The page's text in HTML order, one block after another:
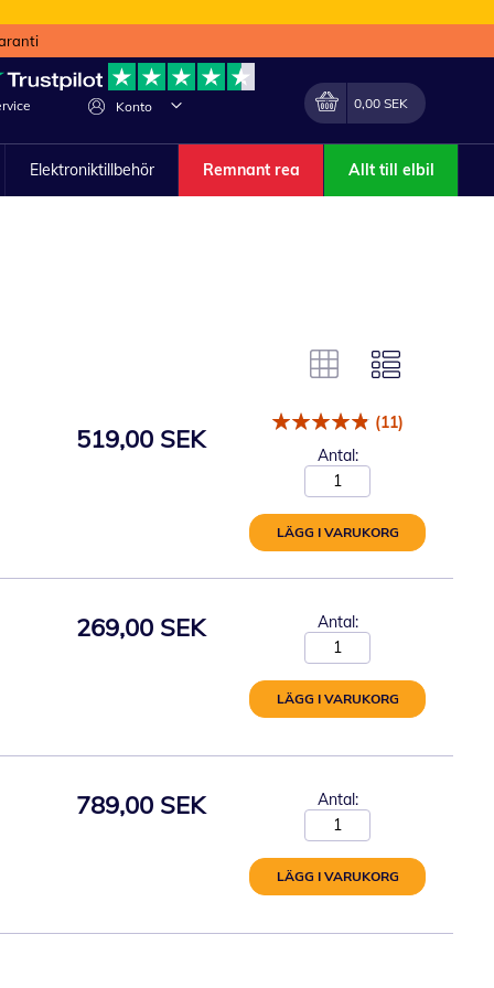
Konto Förändra
Min kundvagn
0,00 SEK
Elektroniktillbehör Remnant rea Allt till elbil
519,00 SEK
(11)
Antal:
LÄGG I VARUKORG
269,00 SEK Antal:
LÄGG I VARUKORG
789,00 SEK Antal:
LÄGG I VARUKORG